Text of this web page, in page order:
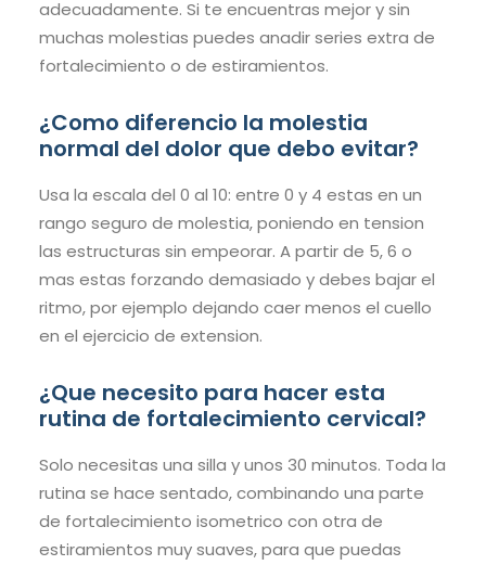
adecuadamente. Si te encuentras mejor y sin
muchas molestias puedes anadir series extra de
fortalecimiento o de estiramientos.
¿Como diferencio la molestia
normal del dolor que debo evitar?
Usa la escala del 0 al 10: entre 0 y 4 estas en un
rango seguro de molestia, poniendo en tension
las estructuras sin empeorar. A partir de 5, 6 o
mas estas forzando demasiado y debes bajar el
ritmo, por ejemplo dejando caer menos el cuello
en el ejercicio de extension.
¿Que necesito para hacer esta
rutina de fortalecimiento cervical?
Solo necesitas una silla y unos 30 minutos. Toda la
rutina se hace sentado, combinando una parte
de fortalecimiento isometrico con otra de
estiramientos muy suaves, para que puedas